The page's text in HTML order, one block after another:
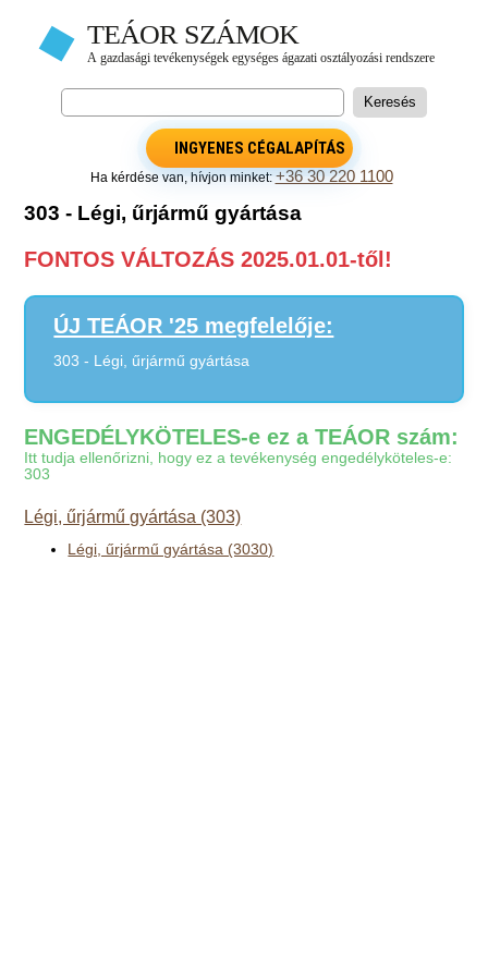
INGYENES CÉGALAPÍTÁS
Ha kérdése van, hívjon minket:+36 30 220 1100
303 - Légi, űrjármű gyártása
FONTOS VÁLTOZÁS 2025.01.01-től!
ÚJ TEÁOR '25 megfelelője:
303 - Légi, űrjármű gyártása
ENGEDÉLYKÖTELES-e ez a TEÁOR szám:
Itt tudja ellenőrizni, hogy ez a tevékenység engedélyköteles-e:
303
Légi, űrjármű gyártása (303)
Légi, űrjármű gyártása (3030)